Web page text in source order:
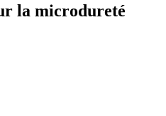
la microdureté